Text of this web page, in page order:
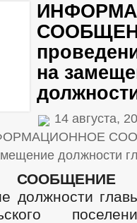
на
14 августа,
должности
должности